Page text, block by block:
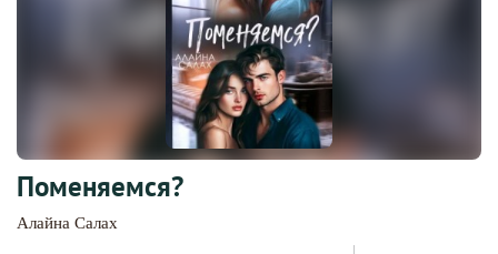
Поменяемся?
Алайна Салах